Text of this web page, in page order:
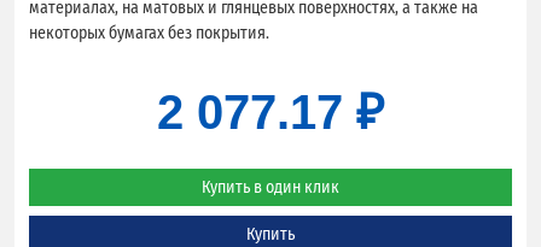
материалах, на матовых и глянцевых поверхностях, а также на
некоторых бумагах без покрытия.
2 077.17 ₽
Купить в один клик
Купить